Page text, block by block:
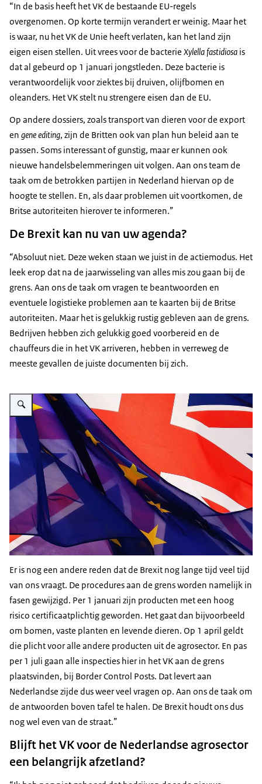
“In de basis heeft het VK de bestaande EU-regels
overgenomen. Op korte termijn verandert er weinig. Maar het
is waar, nu het VK de Unie heeft verlaten, kan het land zijn
eigen eisen stellen. Uit vrees voor de bacterie Xylella fastidiosa is
dat al gebeurd op 1 januari jongstleden. Deze bacterie is
verantwoordelijk voor ziektes bij druiven, olijfbomen en
oleanders. Het VK stelt nu strengere eisen dan de EU.
Op andere dossiers, zoals transport van dieren voor de export
en gene editing, zijn de Britten ook van plan hun beleid aan te
passen. Soms interessant of gunstig, maar er kunnen ook
nieuwe handelsbelemmeringen uit volgen. Aan ons team de
taak om de betrokken partijen in Nederland hiervan op de
hoogte te stellen. En, als daar problemen uit voortkomen, de
Britse autoriteiten hierover te informeren.”
De Brexit kan nu van uw agenda?
“Absoluut niet. Deze weken staan we juist in de actiemodus. Het
leek erop dat na de jaarwisseling van alles mis zou gaan bij de
grens. Aan ons de taak om vragen te beantwoorden en
eventuele logistieke problemen aan te kaarten bij de Britse
autoriteiten. Maar het is gelukkig rustig gebleven aan de grens.
Bedrijven hebben zich gelukkig goed voorbereid en de
chauffeurs die in het VK arriveren, hebben in verreweg de
meeste gevallen de juiste documenten bij zich.
Vergroot afbeelding EU-flags
Er is nog een andere reden dat de Brexit nog lange tijd veel tijd
van ons vraagt. De procedures aan de grens worden namelijk in
fasen gewijzigd. Per 1 januari zijn producten met een hoog
risico certificaatplichtig geworden. Het gaat dan bijvoorbeeld
om bomen, vaste planten en levende dieren. Op 1 april geldt
die plicht voor alle andere producten uit de agrosector. En pas
per 1 juli gaan alle inspecties hier in het VK aan de grens
plaatsvinden, bij Border Control Posts. Dat levert aan
Nederlandse zijde dus weer veel vragen op. Aan ons de taak om
de antwoorden boven tafel te halen. De Brexit houdt ons dus
nog wel even van de straat.”
Blijft het VK voor de Nederlandse agrosector
een belangrijk afzetland?